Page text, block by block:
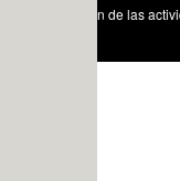
de las actividades